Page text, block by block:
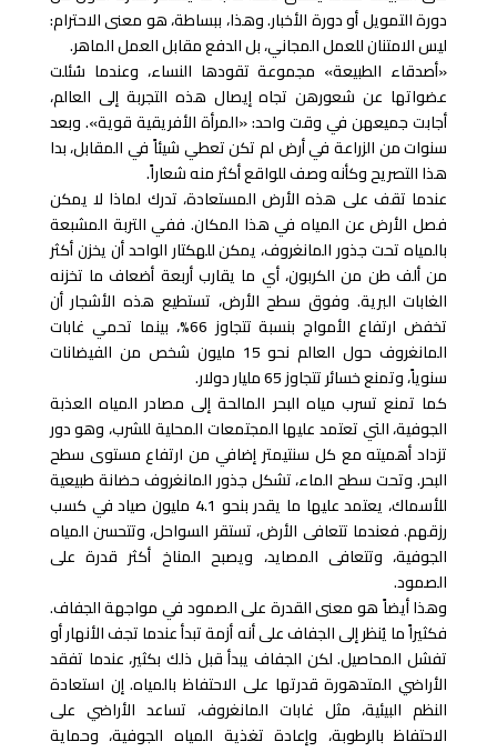
دورة التمويل أو دورة الأخبار. وهذا، ببساطة، هو معنى الاحترام:
ليس الامتنان للعمل المجاني، بل الدفع مقابل العمل الماهر.
«أصدقاء الطبيعة» مجموعة تقودها النساء، وعندما سُئلت
عضواتها عن شعورهن تجاه إيصال هذه التجربة إلى العالم،
أجابت جميعهن في وقت واحد: «المرأة الأفريقية قوية». وبعد
سنوات من الزراعة في أرض لم تكن تعطي شيئاً في المقابل، بدا
هذا التصريح وكأنه وصف للواقع أكثر منه شعاراً.
عندما تقف على هذه الأرض المستعادة، تدرك لماذا لا يمكن
فصل الأرض عن المياه في هذا المكان. ففي التربة المشبعة
بالمياه تحت جذور المانغروف، يمكن للهكتار الواحد أن يخزن أكثر
من ألف طن من الكربون، أي ما يقارب أربعة أضعاف ما تخزنه
الغابات البرية. وفوق سطح الأرض، تستطيع هذه الأشجار أن
تخفض ارتفاع الأمواج بنسبة تتجاوز 66%، بينما تحمي غابات
المانغروف حول العالم نحو 15 مليون شخص من الفيضانات
سنوياً، وتمنع خسائر تتجاوز 65 مليار دولار.
كما تمنع تسرب مياه البحر المالحة إلى مصادر المياه العذبة
الجوفية، التي تعتمد عليها المجتمعات المحلية للشرب، وهو دور
تزداد أهميته مع كل سنتيمتر إضافي من ارتفاع مستوى سطح
البحر. وتحت سطح الماء، تشكل جذور المانغروف حضانة طبيعية
للأسماك، يعتمد عليها ما يقدر بنحو 4.1 مليون صياد في كسب
رزقهم. فعندما تتعافى الأرض، تستقر السواحل، وتتحسن المياه
الجوفية، وتتعافى المصايد، ويصبح المناخ أكثر قدرة على
الصمود.
وهذا أيضاً هو معنى القدرة على الصمود في مواجهة الجفاف.
فكثيراً ما يُنظر إلى الجفاف على أنه أزمة تبدأ عندما تجف الأنهار أو
تفشل المحاصيل. لكن الجفاف يبدأ قبل ذلك بكثير، عندما تفقد
الأراضي المتدهورة قدرتها على الاحتفاظ بالمياه. إن استعادة
النظم البيئية، مثل غابات المانغروف، تساعد الأراضي على
الاحتفاظ بالرطوبة، وإعادة تغذية المياه الجوفية، وحماية